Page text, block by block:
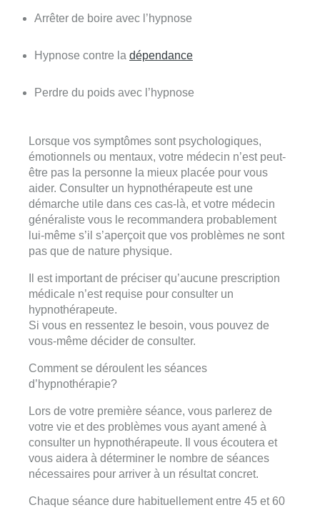
Arrêter de boire avec l’hypnose
Hypnose contre la dépendance
Perdre du poids avec l’hypnose
Lorsque vos symptômes sont psychologiques,
émotionnels ou mentaux, votre médecin n’est peut-
être pas la personne la mieux placée pour vous
aider. Consulter un hypnothérapeute est une
démarche utile dans ces cas-là, et votre médecin
généraliste vous le recommandera probablement
lui-même s’il s’aperçoit que vos problèmes ne sont
pas que de nature physique.
Il est important de préciser qu’aucune prescription
médicale n’est requise pour consulter un
hypnothérapeute.
Si vous en ressentez le besoin, vous pouvez de
vous-même décider de consulter.
Comment se déroulent les séances
d’hypnothérapie?
Lors de votre première séance, vous parlerez de
votre vie et des problèmes vous ayant amené à
consulter un hypnothérapeute. Il vous écoutera et
vous aidera à déterminer le nombre de séances
nécessaires pour arriver à un résultat concret.
Chaque séance dure habituellement entre 45 et 60